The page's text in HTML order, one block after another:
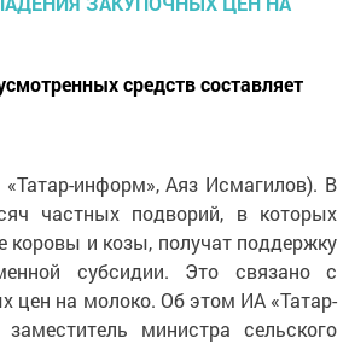
средств составляет
«Татар-информ», Аяз Исмагилов). В
частных подворий, в которых
коровы и козы, получат поддержку
субсидии. Это связано с
цен на молоко. Об этом ИА «Татар-
министра сельского